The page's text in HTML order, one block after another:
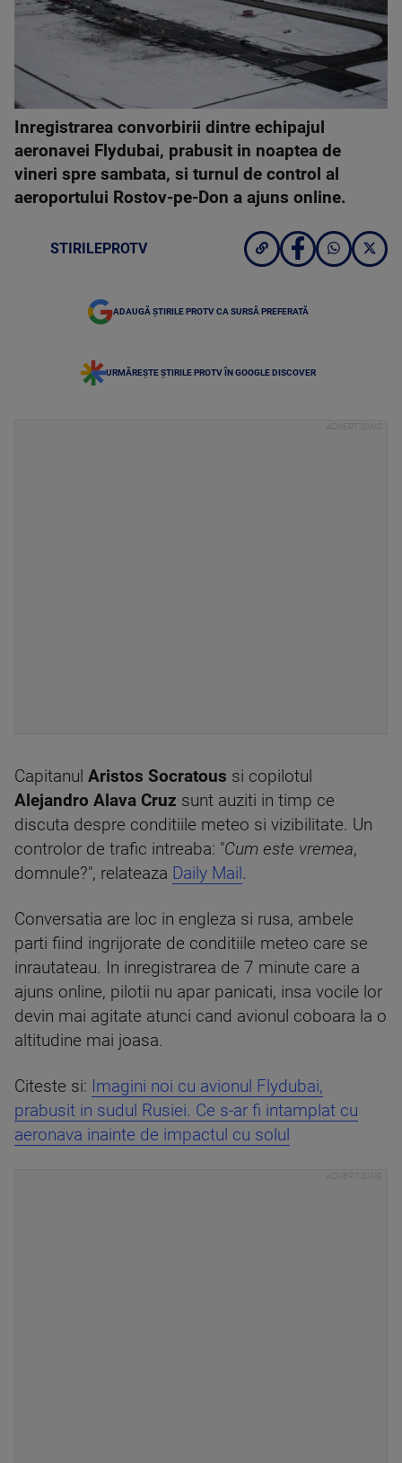
Inregistrarea convorbirii dintre echipajul
aeronavei Flydubai, prabusit in noaptea de
vineri spre sambata, si turnul de control al
aeroportului Rostov-pe-Don a ajuns online.
STIRILEPROTV
ADAUGĂ ȘTIRILE PROTV CA SURSĂ PREFERATĂ
URMĂREȘTE ȘTIRILE PROTV ÎN GOOGLE DISCOVER
Capitanul Aristos Socratous si copilotul
Alejandro Alava Cruz sunt auziti in timp ce
discuta despre conditiile meteo si vizibilitate. Un
controlor de trafic intreaba: "Cum este vremea,
domnule?", relateaza Daily Mail .
Conversatia are loc in engleza si rusa, ambele
parti fiind ingrijorate de conditiile meteo care se
inrautateau. In inregistrarea de 7 minute care a
ajuns online, pilotii nu apar panicati, insa vocile lor
devin mai agitate atunci cand avionul coboara la o
altitudine mai joasa.
Citeste si: Imagini noi cu avionul Flydubai,
prabusit in sudul Rusiei. Ce s-ar fi intamplat cu
aeronava inainte de impactul cu solul